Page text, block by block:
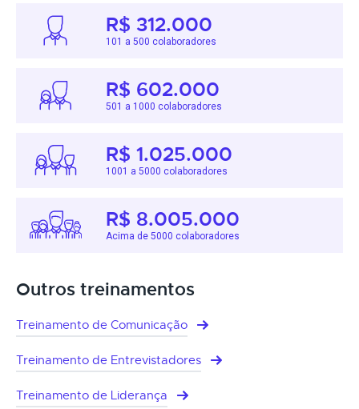
R$ 312.000
101 a 500 colaboradores
R$ 602.000
501 a 1000 colaboradores
R$ 1.025.000
1001 a 5000 colaboradores
R$ 8.005.000
Acima de 5000 colaboradores
Outros treinamentos
Treinamento de Comunicação
Treinamento de Entrevistadores
Treinamento de Liderança